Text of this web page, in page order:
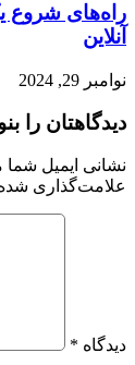
راه‌های شروع
آنلاین
نوامبر 29, 2024
دیدگاهتان را
نشانی ایمیل
علامت‌گذاری
دیدگاه *